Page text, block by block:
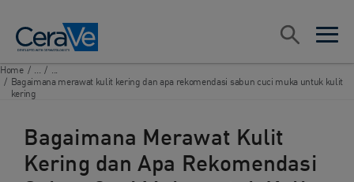
open
open
Search
Home / ... / ...
/ Bagaimana merawat kulit kering dan apa rekomendasi sabun cuci muka untuk kulit
kering
Bagaimana Merawat Kulit
Kering dan Apa Rekomendasi